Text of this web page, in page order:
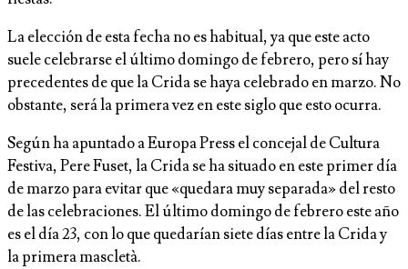
La elección de esta fecha no es habitual, ya que este acto
suele celebrarse el último domingo de febrero, pero sí hay
precedentes de que la Crida se haya celebrado en marzo. No
obstante, será la primera vez en este siglo que esto ocurra.
Según ha apuntado a Europa Press el concejal de Cultura
Festiva, Pere Fuset, la Crida se ha situado en este primer día
de marzo para evitar que «quedara muy separada» del resto
de las celebraciones. El último domingo de febrero este año
es el día 23, con lo que quedarían siete días entre la Crida y
la primera mascletà.